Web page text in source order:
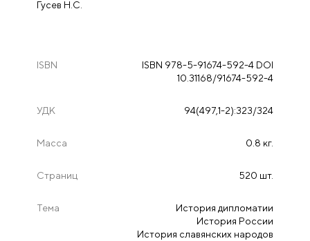
Гусев Н.С.
ISBN
ISBN 978-5-91674-592-4 DOI
10.31168/91674-592-4
УДК 94(497,1-2):323/324
Масса 0.8 кг.
Страниц 520 шт.
Тема
История дипломатии
История России
История славянских народов